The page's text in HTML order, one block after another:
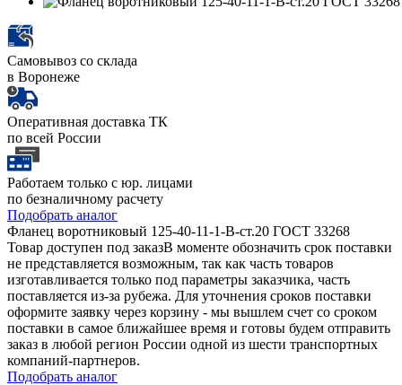
Самовывоз со склада
в Воронеже
Оперативная доставка ТК
по всей России
Работаем только с юр. лицами
по безналичному расчету
Подобрать аналог
Фланец воротниковый 125-40-11-1-B-ст.20 ГОСТ 33268
Товар доступен под заказВ моменте обозначить срок поставки
не представляется возможным, так как часть товаров
изготавливается только под параметры заказчика, часть
поставляется из-за рубежа. Для уточнения сроков поставки
оформите заявку через корзину - мы вышлем счет со сроком
поставки в самое ближайшее время и готовы будем отправить
заказ в любой регион России одной из шести транспортных
компаний-партнеров.
Подобрать аналог